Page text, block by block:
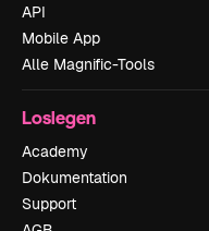
API
Mobile App
Alle Magnific-Tools
Loslegen
Academy
Dokumentation
Support